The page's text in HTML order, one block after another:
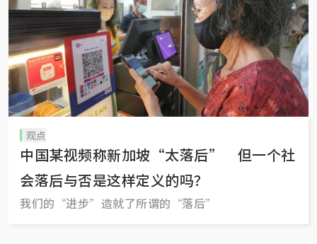
观点
中国某视频称新加坡“太落后” 但一个社
会落后与否是这样定义的吗？
我们的“进步”造就了所谓的“落后”